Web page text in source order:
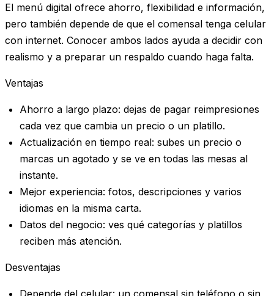
El menú digital ofrece ahorro, flexibilidad e información,
pero también depende de que el comensal tenga celular
con internet. Conocer ambos lados ayuda a decidir con
realismo y a preparar un respaldo cuando haga falta.
Ventajas
Ahorro a largo plazo: dejas de pagar reimpresiones
cada vez que cambia un precio o un platillo.
Actualización en tiempo real: subes un precio o
marcas un agotado y se ve en todas las mesas al
instante.
Mejor experiencia: fotos, descripciones y varios
idiomas en la misma carta.
Datos del negocio: ves qué categorías y platillos
reciben más atención.
Desventajas
Depende del celular: un comensal sin teléfono o sin